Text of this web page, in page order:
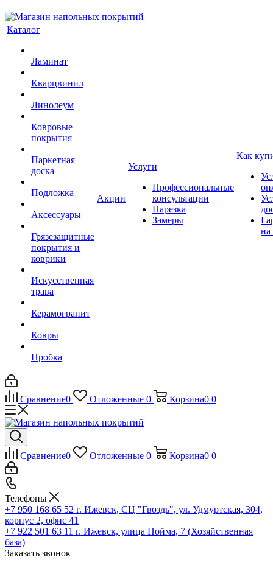
Каталог
Ламинат
Кварцвинил
Линолеум
Ковровые
покрытия
Паркетная
доска
Подложка
Аксессуары
Грязезащитные
покрытия и
коврики
Искусственная
трава
Керамогранит
Ковры
Пробка
Акции
Услуги
Профессиональные
консультации
Нарезка
Замеры
Как
на
Сравнение0 Отложенные 0 Корзина0 0
Сравнение0 Отложенные 0 Корзина0 0
Телефоны
+7 950 168 65 52 г. Ижевск, СЦ "Гвоздь", ул. Удмуртская, 304,
корпус 2, офис 41
+7 922 501 63 11 г. Ижевск, улица Пойма, 7 (Хозяйственная
база)
Заказать звонок